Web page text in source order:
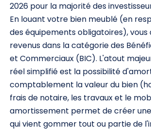
2026 pour la majorité des
En louant votre bien meublé (en
des équipements obligatoires), vous
revenus dans la catégorie des
et Commerciaux (BIC). L'atout
réel simplifié est la possibilité
comptablement la valeur du bien
frais de notaire, les travaux et le
amortissement permet de créer
qui vient gommer tout ou partie de